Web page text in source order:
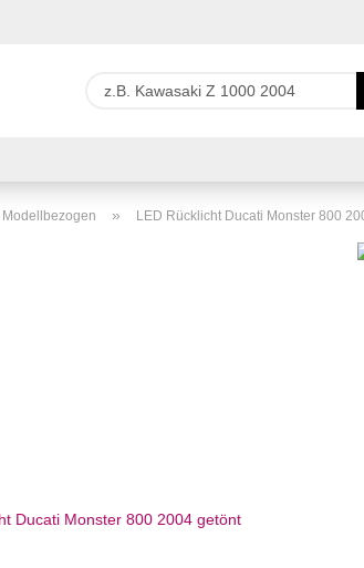
Modellbezogen » LED Rücklicht Ducati Monster 800